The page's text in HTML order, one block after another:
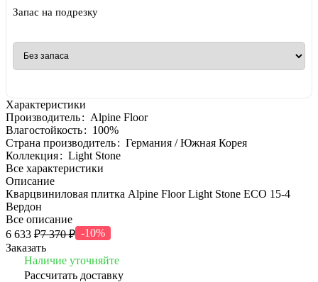
Запас на подрезку
Характеристики
Производитель: Alpine Floor
Влагостойкость: 100%
Страна производитель: Германия / Южная Корея
Коллекция: Light Stone
Все характеристики
Описание
Кварцвиниловая плитка Alpine Floor Light Stone ECO 15-4
Вердон
Все описание
6 633 ₽7 370 ₽ -10%
Заказать
Наличие уточняйте
Рассчитать доставку